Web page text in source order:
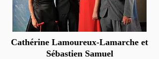
Cathérine Lamoureux-Lamarche et
Sébastien Samuel